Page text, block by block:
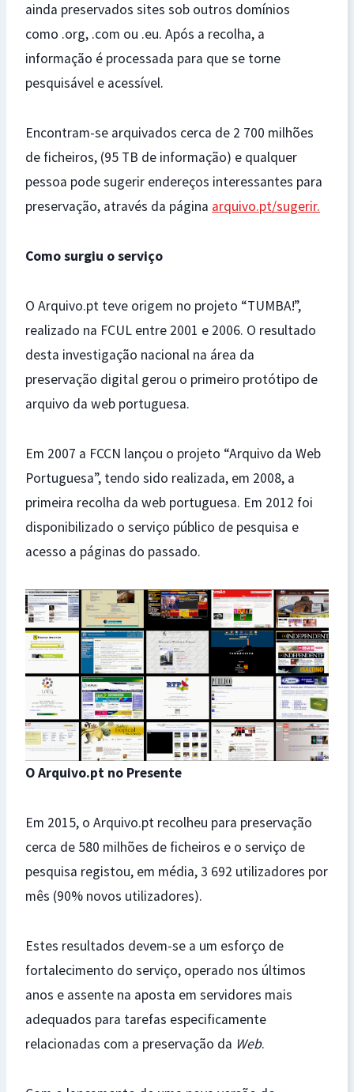
ainda preservados sites sob outros domínios
como .org, .com ou .eu. Após a recolha, a
informação é processada para que se torne
pesquisável e acessível.
Encontram-se arquivados cerca de 2 700 milhões
de ficheiros, (95 TB de informação) e qualquer
pessoa pode sugerir endereços interessantes para
preservação, através da página arquivo.pt/sugerir.
Como surgiu o serviço
O Arquivo.pt teve origem no projeto “TUMBA!”,
realizado na FCUL entre 2001 e 2006. O resultado
desta investigação nacional na área da
preservação digital gerou o primeiro protótipo de
arquivo da web portuguesa.
Em 2007 a FCCN lançou o projeto “Arquivo da Web
Portuguesa”, tendo sido realizada, em 2008, a
primeira recolha da web portuguesa. Em 2012 foi
disponibilizado o serviço público de pesquisa e
acesso a páginas do passado.
O Arquivo.pt no Presente
Em 2015, o Arquivo.pt recolheu para preservação
cerca de 580 milhões de ficheiros e o serviço de
pesquisa registou, em média, 3 692 utilizadores por
mês (90% novos utilizadores).
Estes resultados devem-se a um esforço de
fortalecimento do serviço, operado nos últimos
anos e assente na aposta em servidores mais
adequados para tarefas especificamente
relacionadas com a preservação da Web.